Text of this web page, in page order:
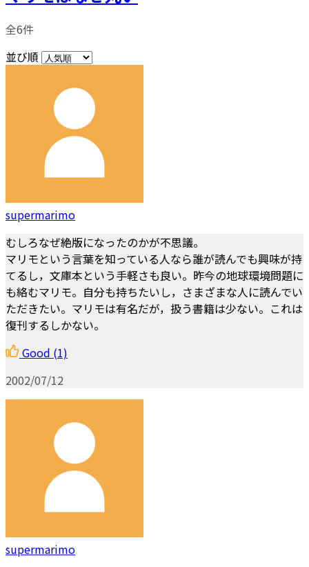
全6件
並び順
supermarimo
むしろなぜ絶版になったのかが不思議。
マリモという言葉を知っている人なら誰が読んでも興味が持
てるし，文庫本という手軽さも良い。昨今の地球環境問題に
も絡むマリモ。自分も持ちたいし，さまざまな人に読んでい
ただきたい。マリモは有名だが，扱う書籍は少ない。これは
復刊するしかない。
Good (1)
2002/07/12
supermarimo